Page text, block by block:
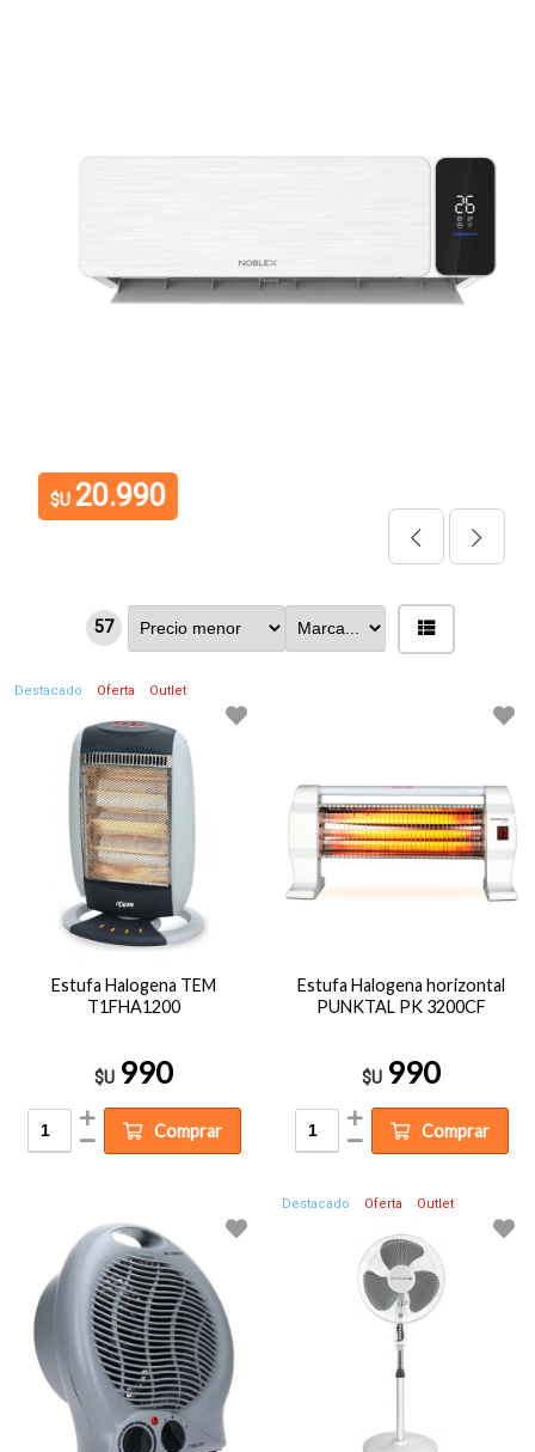
$U20.990
57
Destacado Oferta Outlet
Estufa Halogena TEM
T1FHA1200
$U 990
Comprar
Estufa Halogena horizontal
PUNKTAL PK 3200CF
$U 990
Comprar
Destacado Oferta Outlet